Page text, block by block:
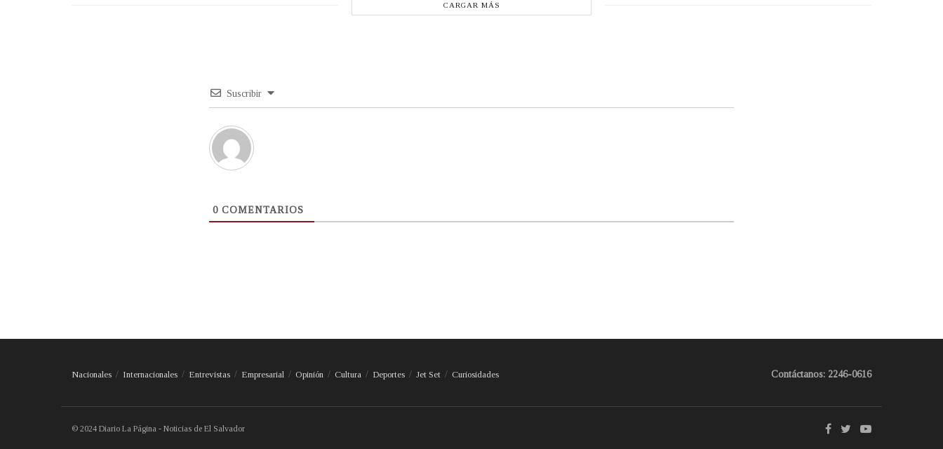
CARGAR MÁS
Suscribir
0 COMENTARIOS
Nacionales Internacionales Entrevistas Empresarial Opinión Cultura Deportes Jet Set Curiosidades Contáctanos: 2246-0616
© 2024 Diario La Página - Noticias de El Salvador